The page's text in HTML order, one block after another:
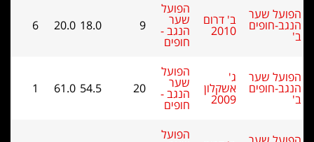
שער
חופים ב' דרום
2010
הפועל
שער
הנגב - 9
20.0
6
שער
חופים
ג'
אשקלון
הפועל
שער
הנגב -
חופים
20
61.0
1
הפועל